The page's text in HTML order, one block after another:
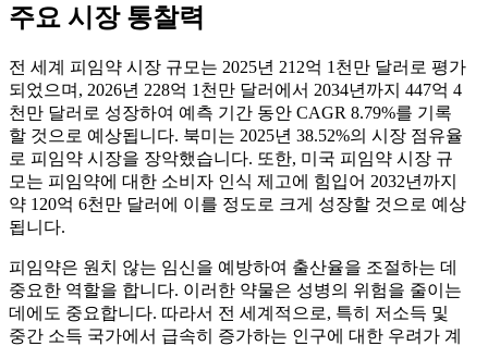
주요 시장 통찰력
전 세계 피임약 시장 규모는 2025년 212억 1천만 달러로 평가
되었으며, 2026년 228억 1천만 달러에서 2034년까지 447억 4
천만 달러로 성장하여 예측 기간 동안 CAGR 8.79%를 기록
할 것으로 예상됩니다. 북미는 2025년 38.52%의 시장 점유율
로 피임약 시장을 장악했습니다. 또한, 미국 피임약 시장 규
모는 피임약에 대한 소비자 인식 제고에 힘입어 2032년까지
약 120억 6천만 달러에 이를 정도로 크게 성장할 것으로 예상
됩니다.
피임약은 원치 않는 임신을 예방하여 출산율을 조절하는 데
중요한 역할을 합니다. 이러한 약물은 성병의 위험을 줄이는
데에도 중요합니다. 따라서 전 세계적으로, 특히 저소득 및
중간 소득 국가에서 급속히 증가하는 인구에 대한 우려가 계